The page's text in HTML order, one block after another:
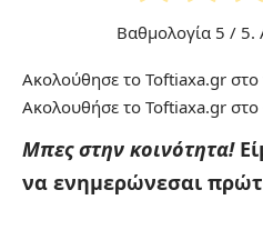
Βαθμολογία 5 / 5.
Ακολούθησε το Toftiaxa.gr στο
Ακολουθήσε το Toftiaxa.gr στο
Μπες στην κοινότητα!
να ενημερώνεσαι